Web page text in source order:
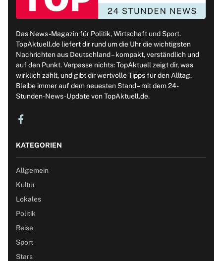
Das News-Magazin für Politik, Wirtschaft und Sport.
TopAktuell.de liefert dir rund um die Uhr die wichtigsten
Nachrichten aus Deutschland – kompakt, verständlich und
auf den Punkt. Verpasse nichts: TopAktuell zeigt dir, was
wirklich zählt, und gibt dir wertvolle Tipps für den Alltag.
Bleibe immer auf dem neuesten Stand – mit dem 24-
Stunden-News-Update von TopAktuell.de.
KATEGORIEN
Allgemein
Kultur
Lokales
Politik
Reise
Sport
Stars